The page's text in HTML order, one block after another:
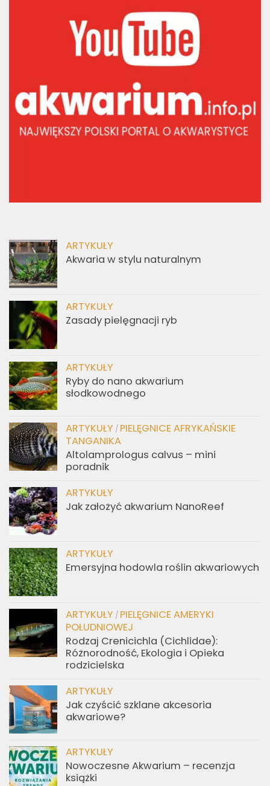
ARTYKUŁY
Akwaria w stylu naturalnym
ARTYKUŁY
Zasady pielęgnacji ryb
ARTYKUŁY
Ryby do nano akwarium
słodkowodnego
ARTYKUŁY / PIELĘGNICE AFRYKAŃSKIE
TANGANIKA
Altolamprologus calvus – mini
poradnik
ARTYKUŁY
Jak założyć akwarium NanoReef
ARTYKUŁY
Emersyjna hodowla roślin akwariowych
ARTYKUŁY / PIELĘGNICE AMERYKI
POŁUDNIOWEJ
Rodzaj Crenicichla (Cichlidae):
Różnorodność, Ekologia i Opieka
rodzicielska
ARTYKUŁY
Jak czyścić szklane akcesoria
akwariowe?
ARTYKUŁY
Nowoczesne Akwarium – recenzja
książki